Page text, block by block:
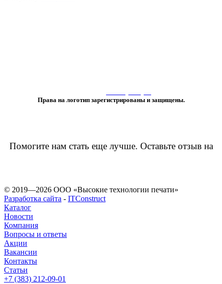
Права на логотип зарегистрированы и защищены.
Помогите нам стать еще лучше. Оставьте отзыв на
© 2019—2026 ООО «Высокие технологии печати»
Разработка сайта - ITConstruct
Каталог
Новости
Компания
Вопросы и ответы
Акции
Вакансии
Контакты
Статьи
+7 (383) 212-09-01